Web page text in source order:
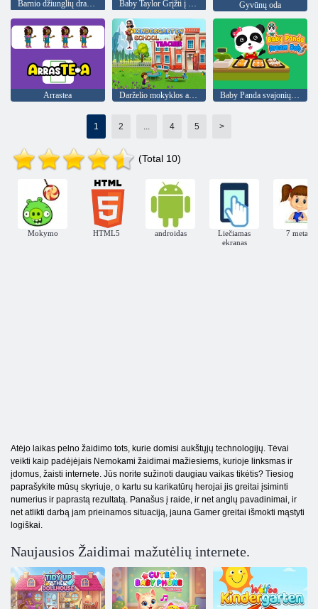
Barnio džiunglių draugai Baby Taylor Grįžti į mokyklą Gyvūnų oda
Arrastea Darželio mokyklos auklėtoja Baby Panda svajonių darbas
1 2 ... 4 5 >
(Total 10)
Mokymo HTML5 androidas
Liečiamas
ekranas
7 metai
Atėjo laikas pelno žaidimo tots, kurie domisi aukštųjų technologijų. Tėvai
veikti kaip padėjėjais Nemokami žaidimai mažiesiems, kurioje linksmas ir
įdomus, žaisti internete. Jūs norite sužinoti daugiau vaikas tikėtis? Tiesiog
paprašykite mūsų skyriuje, o kartu su karikatūrų herojai jis greitai įsiminti
numerius ir paprastą rezultatą. Panašus į raide, ir net anglų pavadinimai, ir
net atlikti darbą jam prieinamos situaciją, jauna Gamer greitai išmokti mąstyti
logiškai.
Naujausios Žaidimai mažutėlių internete.